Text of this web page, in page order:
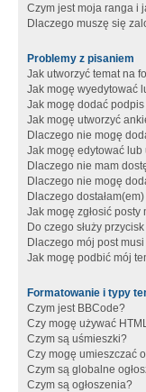
Czym jest moja ranga i
Dlaczego muszę się
Problemy z pisaniem
Jak utworzyć temat na
Jak mogę wyedytować
Jak mogę dodać
Jak mogę utworzyć
Dlaczego nie mogę
Jak mogę edytować
Dlaczego nie mam
Dlaczego nie mogę
Dlaczego
Jak mogę zgłosić
Do czego służy
Dlaczego mój post
Jak mogę podbić mój
Formatowanie i typy
Czym jest BBCode?
Czy mogę używać
Czym są uśmieszki?
Czy mogę umieszczać
Czym są globalne
Czym są ogłoszenia?